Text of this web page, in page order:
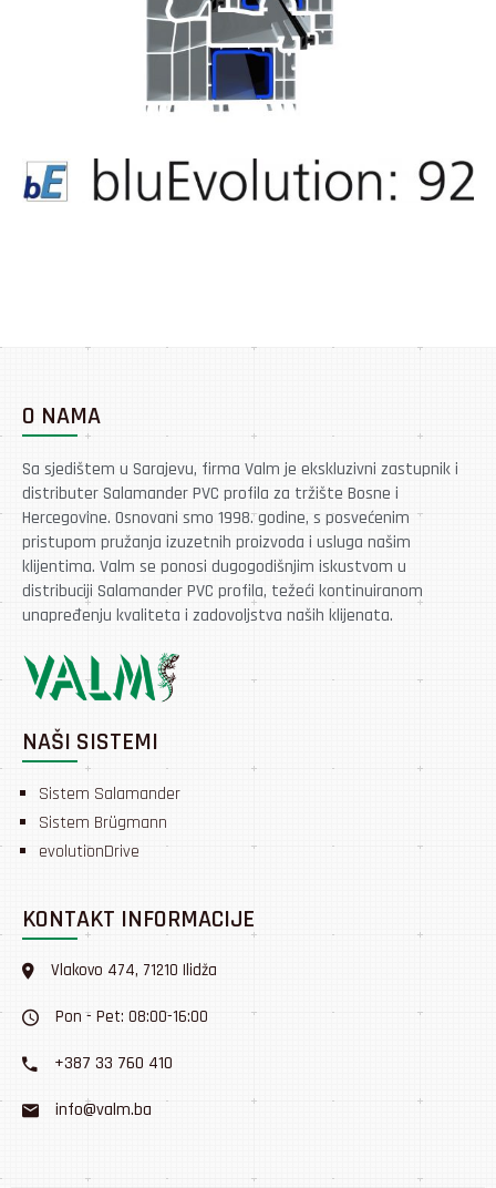
O NAMA
Sa sjedištem u Sarajevu, firma Valm je ekskluzivni zastupnik i
distributer Salamander PVC profila za tržište Bosne i
Hercegovine. Osnovani smo 1998. godine, s posvećenim
pristupom pružanja izuzetnih proizvoda i usluga našim
klijentima. Valm se ponosi dugogodišnjim iskustvom u
distribuciji Salamander PVC profila, težeći kontinuiranom
unapređenju kvaliteta i zadovoljstva naših klijenata.
NAŠI SISTEMI
Sistem Salamander
Sistem Brügmann
evolutionDrive
KONTAKT INFORMACIJE
Vlakovo 474, 71210 Ilidža
Pon - Pet: 08:00-16:00
+387 33 760 410
info@valm.ba